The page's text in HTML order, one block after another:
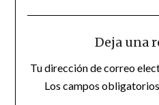
Deja una
Tu dirección de correo
Los campos